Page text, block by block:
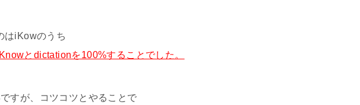
はiKowのうち
とdictationを100%することでした。
すが、コツコツとやることで